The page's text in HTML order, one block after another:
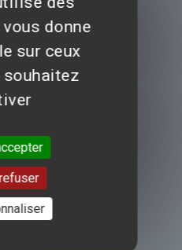
donne
sur ceux
souhaitez